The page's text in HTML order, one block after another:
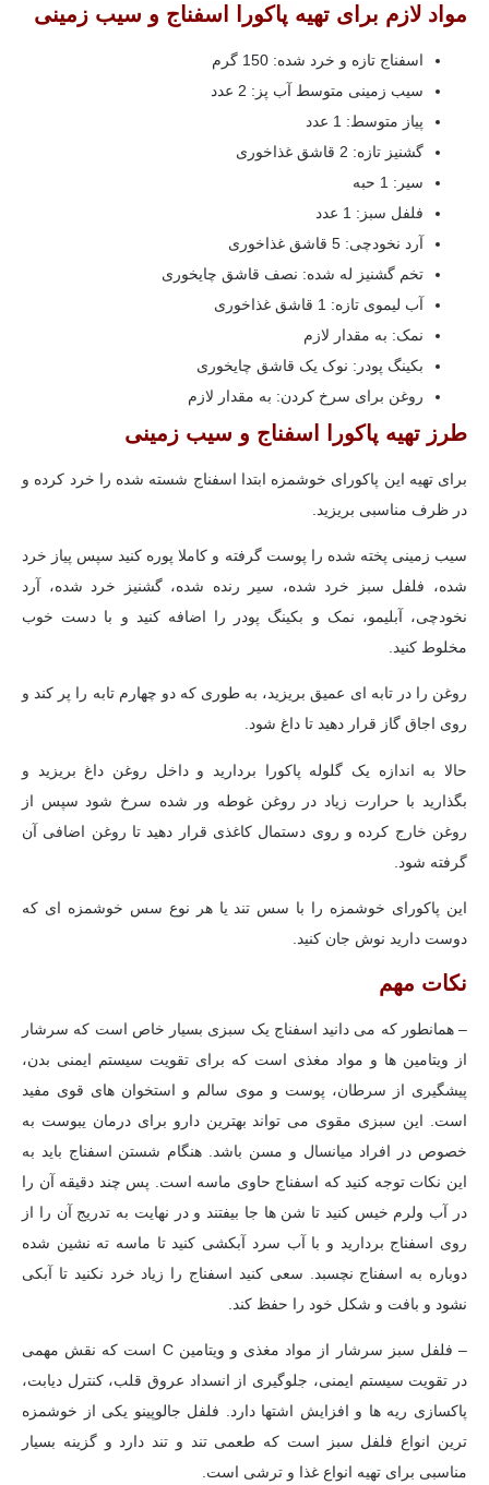
مواد لازم برای تهیه پاکورا اسفناج و سیب زمینی
اسفناج تازه و خرد شده: 150 گرم
سیب زمینی متوسط ​​آب پز: 2 عدد
پیاز متوسط: 1 عدد
گشنیز تازه: 2 قاشق غذاخوری
سیر: 1 حبه
فلفل سبز: 1 عدد
آرد نخودچی: 5 قاشق غذاخوری
تخم گشنیز له شده: نصف قاشق چایخوری
آب لیموی تازه: 1 قاشق غذاخوری
نمک: به مقدار لازم
بکینگ پودر: نوک یک قاشق چایخوری
روغن برای سرخ کردن: به مقدار لازم
طرز تهیه پاکورا اسفناج و سیب زمینی
برای تهیه این پاکورای خوشمزه ابتدا اسفناج شسته شده را خرد کرده و
در ظرف مناسبی بریزید.
سیب زمینی پخته شده را پوست گرفته و کاملا پوره کنید سپس پیاز خرد
شده، فلفل سبز خرد شده، سیر رنده شده، گشنیز خرد شده، آرد
نخودچی، آبلیمو، نمک و بکینگ پودر را اضافه کنید و با دست خوب
مخلوط کنید.
روغن را در تابه ای عمیق بریزید، به طوری که دو چهارم تابه را پر کند و
روی اجاق گاز قرار دهید تا داغ شود.
حالا به اندازه یک گلوله پاکورا بردارید و داخل روغن داغ بریزید و
بگذارید با حرارت زیاد در روغن غوطه ور شده سرخ شود سپس از
روغن خارج کرده و روی دستمال کاغذی قرار دهید تا روغن اضافی آن
گرفته شود.
این پاکورای خوشمزه را با سس تند یا هر نوع سس خوشمزه ای که
دوست دارید نوش جان کنید.
نکات مهم
– همانطور که می دانید اسفناج یک سبزی بسیار خاص است که سرشار
از ویتامین ها و مواد مغذی است که برای تقویت سیستم ایمنی بدن،
پیشگیری از سرطان، پوست و موی سالم و استخوان های قوی مفید
است. این سبزی مقوی می تواند بهترین دارو برای درمان یبوست به
خصوص در افراد میانسال و مسن باشد. هنگام شستن اسفناج باید به
این نکات توجه کنید که اسفناج حاوی ماسه است. پس چند دقیقه آن را
در آب ولرم خیس کنید تا شن ها جا بیفتند و در نهایت به تدریج آن را از
روی اسفناج بردارید و با آب سرد آبکشی کنید تا ماسه ته نشین شده
دوباره به اسفناج نچسبد. سعی کنید اسفناج را زیاد خرد نکنید تا آبکی
نشود و بافت و شکل خود را حفظ کند.
– فلفل سبز سرشار از مواد مغذی و ویتامین C است که نقش مهمی
در تقویت سیستم ایمنی، جلوگیری از انسداد عروق قلب، کنترل دیابت،
پاکسازی ریه ها و افزایش اشتها دارد. فلفل جالوپینو یکی از خوشمزه
ترین انواع فلفل سبز است که طعمی تند و تند دارد و گزینه بسیار
مناسبی برای تهیه انواع غذا و ترشی است.